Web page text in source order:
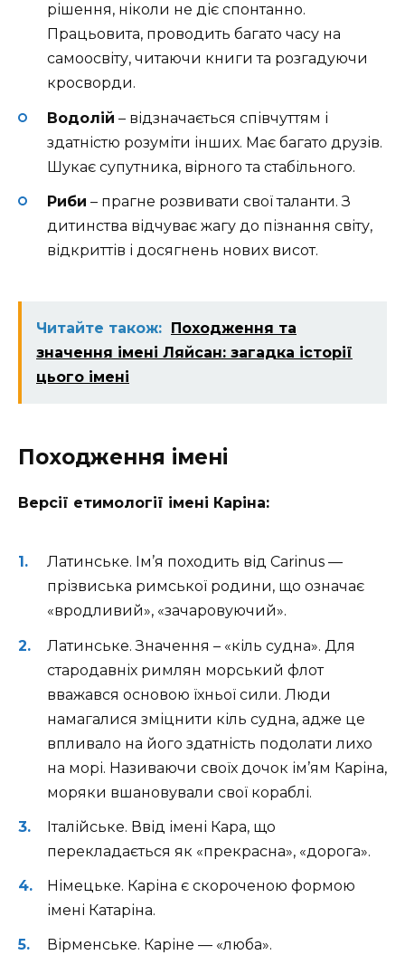
рішення, ніколи не діє спонтанно.
Працьовита, проводить багато часу на
самоосвіту, читаючи книги та розгадуючи
кросворди.
Водолій – відзначається співчуттям і
здатністю розуміти інших. Має багато друзів.
Шукає супутника, вірного та стабільного.
Риби – прагне розвивати свої таланти. З
дитинства відчуває жагу до пізнання світу,
відкриттів і досягнень нових висот.
Читайте також: Походження та
значення імені Ляйсан: загадка історії
цього імені
Походження імені
Версії етимології імені Каріна:
Латинське. Ім’я походить від Carinus —
прізвиська римської родини, що означає
«вродливий», «зачаровуючий».
Латинське. Значення – «кіль судна». Для
стародавніх римлян морський флот
вважався основою їхньої сили. Люди
намагалися зміцнити кіль судна, адже це
впливало на його здатність подолати лихо
на морі. Називаючи своїх дочок ім’ям Каріна,
моряки вшановували свої кораблі.
Італійське. Ввід імені Кара, що
перекладається як «прекрасна», «дорога».
Німецьке. Каріна є скороченою формою
імені Катаріна.
Вірменське. Каріне — «люба».